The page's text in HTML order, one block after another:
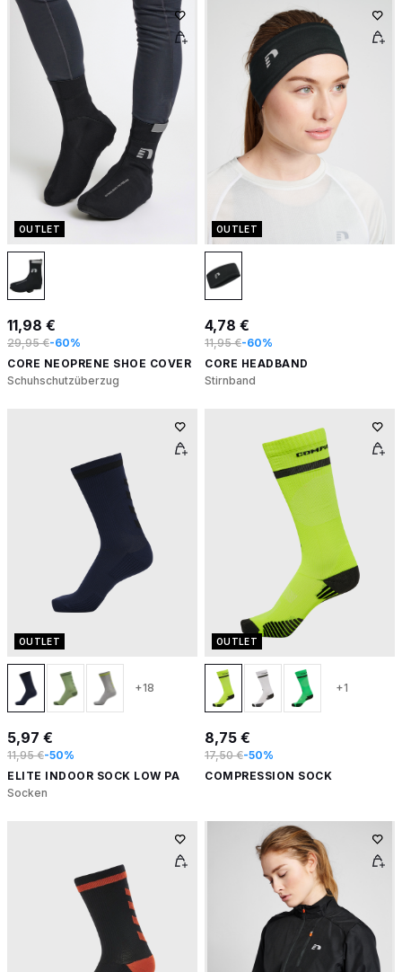
OUTLET
11,98 €
29,95 €-60%
CORE NEOPRENE SHOE COVER
Schuhschutzüberzug
OUTLET
4,78 €
11,95 €-60%
CORE HEADBAND
Stirnband
OUTLET
+18
5,97 €
11,95 €-50%
ELITE INDOOR SOCK LOW PA
Socken
OUTLET
+1
8,75 €
17,50 €-50%
COMPRESSION SOCK